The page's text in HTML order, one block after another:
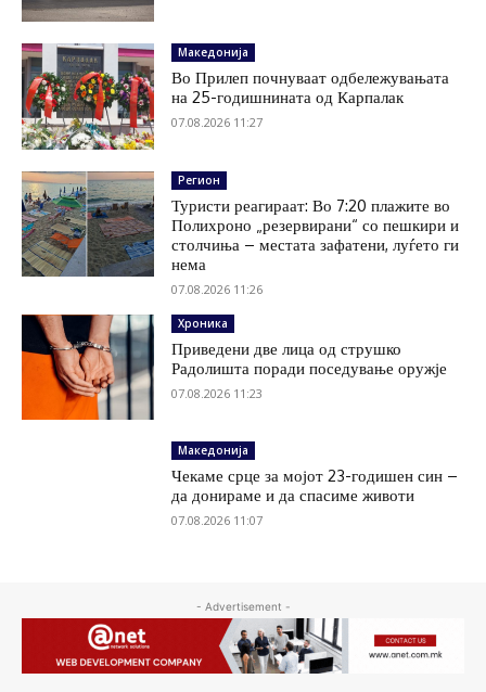
Македонија
Во Прилеп почнуваат одбележувањата
на 25-годишнината од Карпалак
07.08.2026 11:27
Регион
Туристи реагираат: Во 7:20 плажите во
Полихроно „резервирани“ со пешкири и
столчиња – местата зафатени, луѓето ги
нема
07.08.2026 11:26
Хроника
Приведени две лица од струшко
Радолишта поради поседување оружје
07.08.2026 11:23
Македонија
Чекаме срце за мојот 23-годишен син –
да донираме и да спасиме животи
07.08.2026 11:07
- Advertisement -